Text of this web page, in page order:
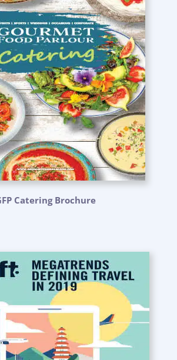
Catering Brochure